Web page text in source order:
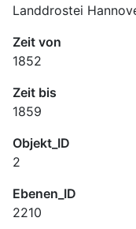
Landdrostei
Zeit von
1852
Zeit bis
1859
Objekt_ID
2
Ebenen_ID
2210